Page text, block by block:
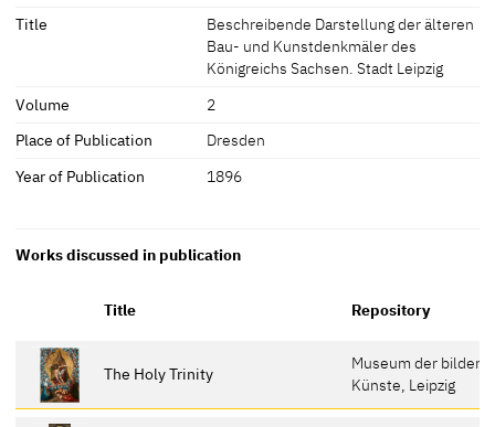
Title
Beschreibende Darstellung der älteren
Bau- und Kunstdenkmäler des
Königreichs Sachsen. Stadt Leipzig
Volume
2
Place of Publication
Dresden
Year of Publication
1896
Works discussed in publication
Title Repository
The Holy Trinity
Museum der
Künste, Leipzig